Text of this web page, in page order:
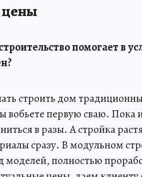
помогает в
строить дом
вобьете первую сваю.
в разы. А стройка
сразу. В модульном
моделей, полностью